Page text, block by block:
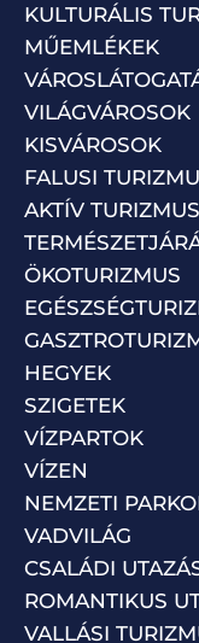
KULTURÁLIS
MŰEMLÉKEK
VILÁGVÁROSOK
KISVÁROSOK
FALUSI
AKTÍV TURIZMUS
ÖKOTURIZMUS
HEGYEK
SZIGETEK
VÍZPARTOK
VÍZEN
NEMZETI
VADVILÁG
CSALÁDI
ROMANTIKUS
VALLÁSI